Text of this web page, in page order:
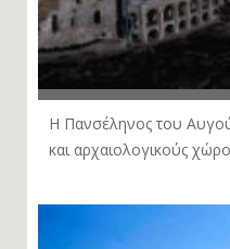
Η Πανσέληνος του
και αρχαιολογικούς